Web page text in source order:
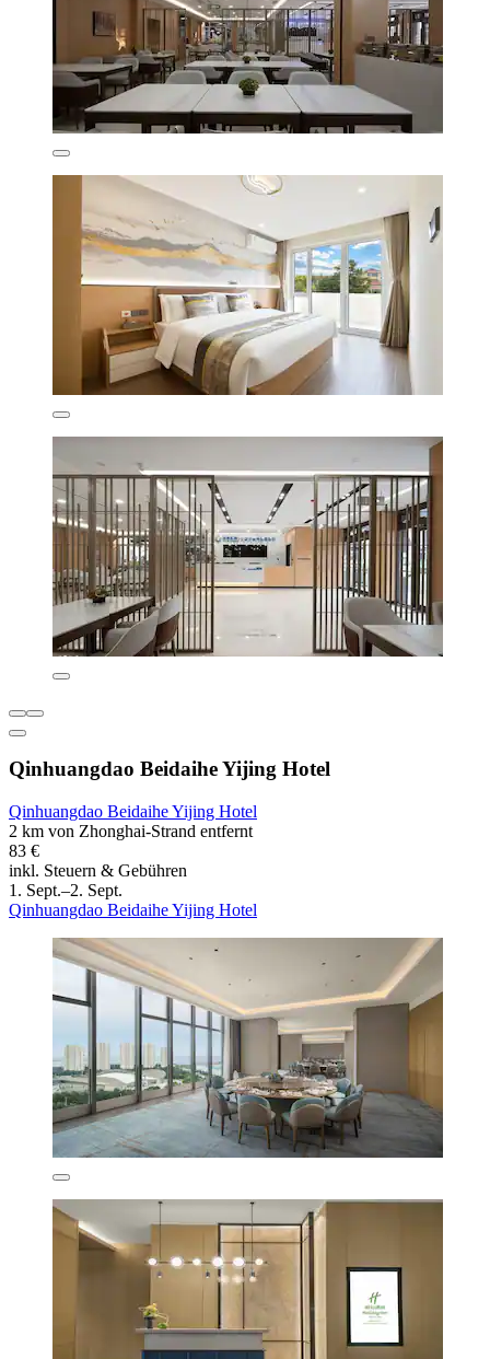
Qinhuangdao Beidaihe Yijing Hotel
Qinhuangdao Beidaihe Yijing Hotel
2 km von Zhonghai-Strand entfernt
83 €
inkl. Steuern & Gebühren
1. Sept.–2. Sept.
Qinhuangdao Beidaihe Yijing Hotel